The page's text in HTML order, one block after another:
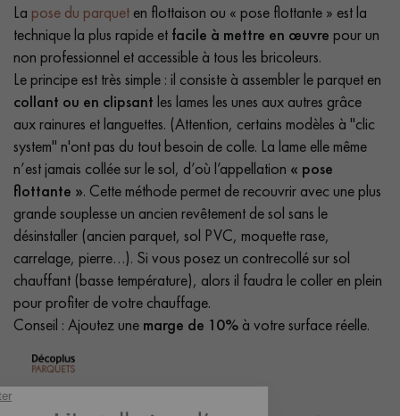
La pose du parquet en flottaison ou « pose flottante » est la
technique la plus rapide et facile à mettre en œuvre pour un
non professionnel et accessible à tous les bricoleurs.
Le principe est très simple : il consiste à assembler le parquet en
collant ou en clipsant les lames les unes aux autres grâce
aux rainures et languettes. (Attention, certains modèles à "clic
system" n'ont pas du tout besoin de colle. La lame elle même
n’est jamais collée sur le sol, d’où l’appellation « pose
flottante ». Cette méthode permet de recouvrir avec une plus
grande souplesse un ancien revêtement de sol sans le
désinstaller (ancien parquet, sol PVC, moquette rase,
carrelage, pierre…). Si vous posez un contrecollé sur sol
chauffant (basse température), alors il faudra le coller en plein
pour profiter de votre chauffage.
Conseil : Ajoutez une marge de 10% à votre surface réelle.